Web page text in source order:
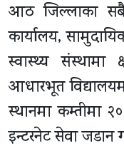
आठ जिल्लाका सबै
कार्यालय,
स्वास्थ्य संस्थामा
आधारभूत
स्थानमा कम्तीमा
इन्टरनेट सेवा जडान